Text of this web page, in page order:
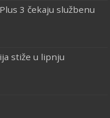
3 čekaju službenu
stiže u lipnju